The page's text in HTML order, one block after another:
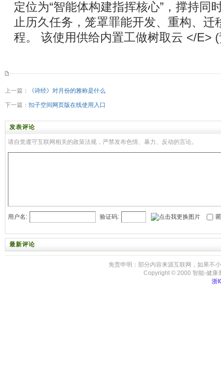
定位为“智能体构建指挥核心”，撑持同
止历久任务，笼罩罪能开发、重构、
程。 该使用供给内置工做树取云 </E>
上一篇： 《诗经》对月份的雅称是什么
下一篇： 扣子空间网页版在线使用入口
发表评论
请自觉遵守互联网相关的政策法规，严禁发布色情、暴力、反动的言论。
用户名: 验证码:
最新评论
免责申明：部分内容来源互联网，如果不
Copyright © 2000 智能-健康
浙